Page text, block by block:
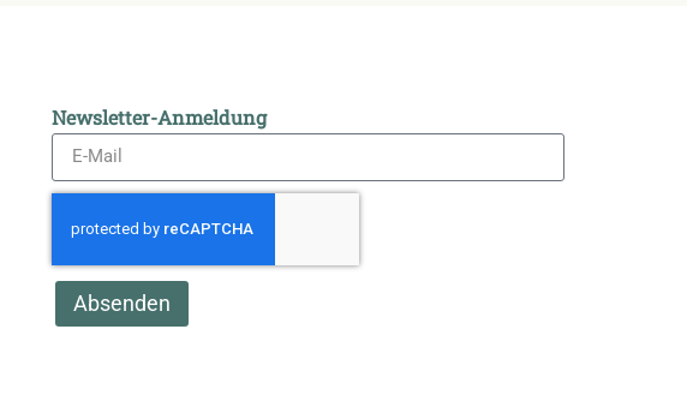
Newsletter-Anmeldung
Absenden